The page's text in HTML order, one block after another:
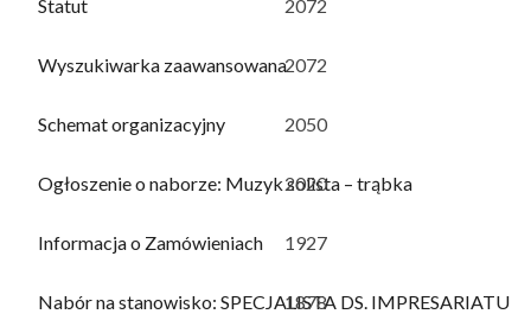
Statut 2072
Wyszukiwarka zaawansowana2072
Schemat organizacyjny 2050
Ogłoszenie o naborze: Muzyk solista – trąbka
2020
Informacja o Zamówieniach 1927
Nabór na stanowisko: SPECJALISTA DS. IMPRESARIATU
1878